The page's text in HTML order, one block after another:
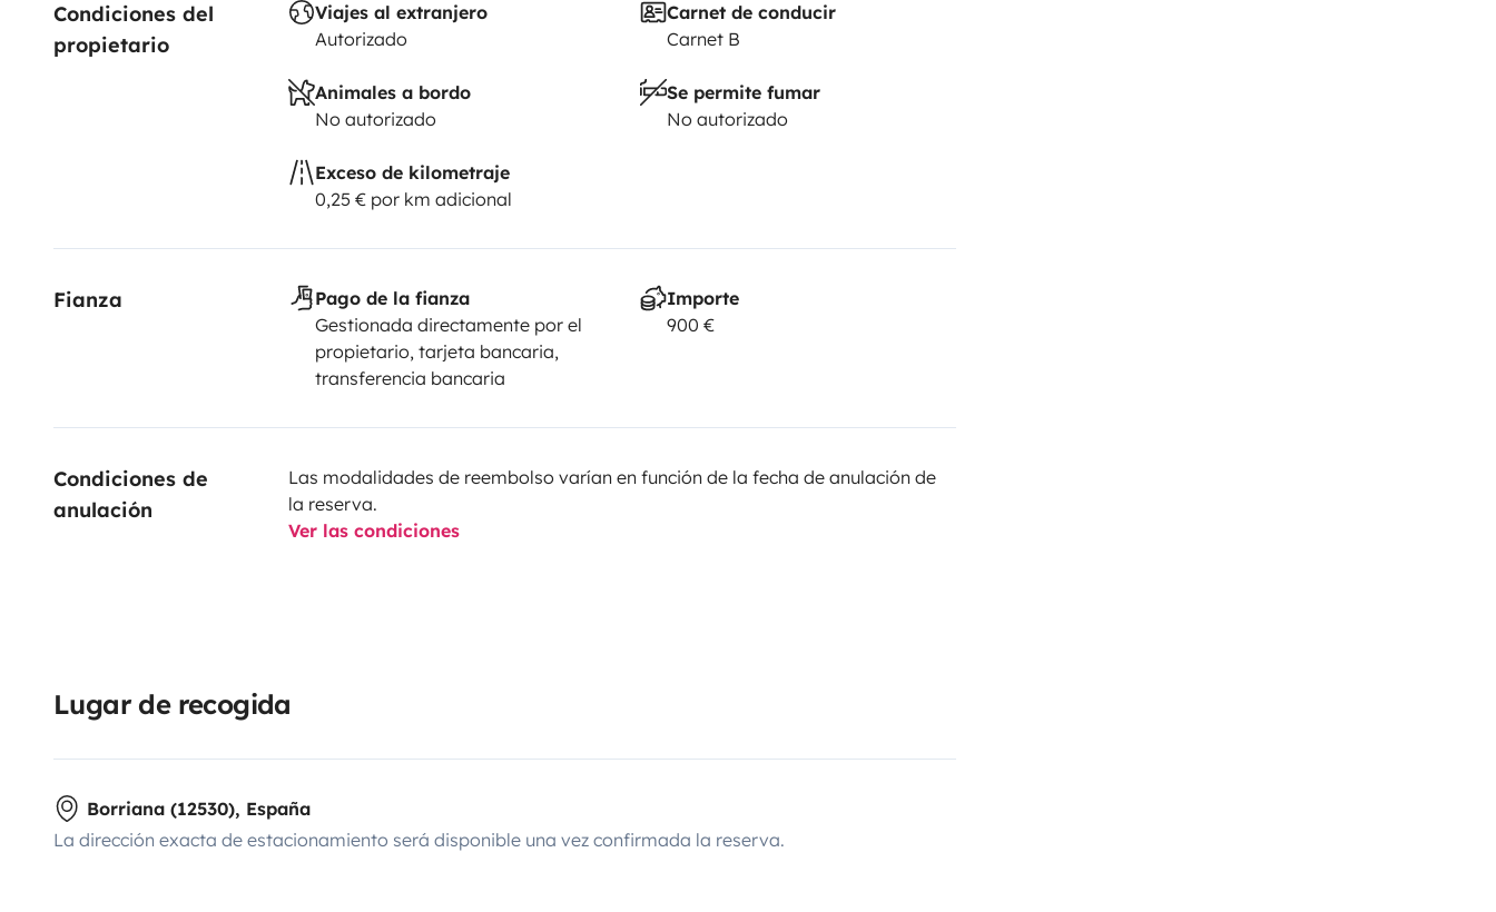
Condiciones del
propietario
Viajes al extranjero
Autorizado
Carnet de conducir
Carnet B
Animales a bordo
No autorizado
Se permite fumar
No autorizado
Exceso de kilometraje
0,25 € por km adicional
Fianza
Pago de la fianza
Gestionada directamente por el
propietario, tarjeta bancaria,
transferencia bancaria
Importe
900 €
Condiciones de
anulación
Las modalidades de reembolso varían en función de la fecha de anulación de
la reserva.
Ver las condiciones
Lugar de recogida
Borriana (12530), España
La dirección exacta de estacionamiento será disponible una vez confirmada la reserva.